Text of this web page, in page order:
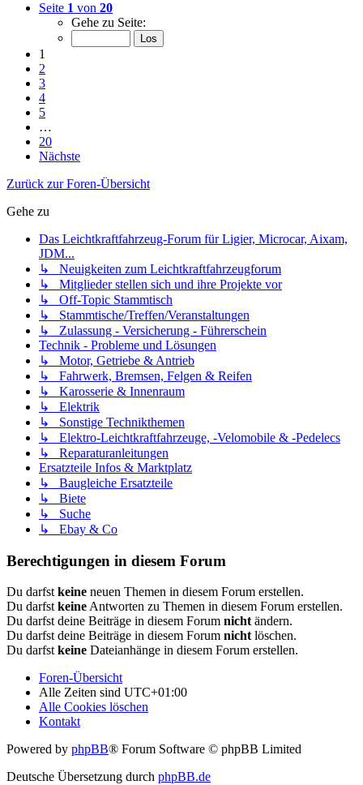
Seite 1 von 20
Gehe zu Seite:
1
2
3
4
5
…
20
Nächste
Zurück zur Foren-Übersicht
Gehe zu
Das Leichtkraftfahrzeug-Forum für Ligier, Microcar, Aixam,
JDM...
↳ Neuigkeiten zum Leichtkraftfahrzeugforum
↳ Mitglieder stellen sich und ihre Projekte vor
↳ Off-Topic Stammtisch
↳ Stammtische/Treffen/Veranstaltungen
↳ Zulassung - Versicherung - Führerschein
Technik - Probleme und Lösungen
↳ Motor, Getriebe & Antrieb
↳ Fahrwerk, Bremsen, Felgen & Reifen
↳ Karosserie & Innenraum
↳ Elektrik
↳ Sonstige Technikthemen
↳ Elektro-Leichtkraftfahrzeuge, -Velomobile & -Pedelecs
↳ Reparaturanleitungen
Ersatzteile Infos & Marktplatz
↳ Baugleiche Ersatzteile
↳ Biete
↳ Suche
↳ Ebay & Co
Berechtigungen in diesem Forum
Du darfstkeine neuen Themen in diesem Forum erstellen.
Du darfstkeineAntworten zu Themen in diesem Forum erstellen.
Du darfst deine Beiträge in diesem Forum nichtändern.
Du darfst deine Beiträge in diesem Forum nichtlöschen.
Du darfstkeine Dateianhänge in diesem Forum erstellen.
Foren-Übersicht
Alle Zeiten sind UTC+01:00
Alle Cookies löschen
Kontakt
Powered by phpBB® Forum Software © phpBB Limited
Deutsche Übersetzung durch phpBB.de